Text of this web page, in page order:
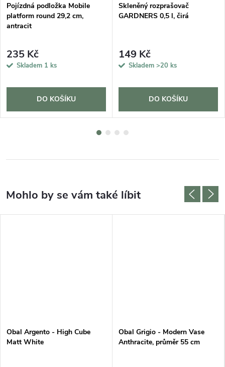
Pojízdná podložka Mobile
platform round 29,2 cm,
antracit
235 Kč
Skladem 1 ks
DO KOŠÍKU
Skleněný rozprašovač
GARDNERS 0,5 l, čirá
149 Kč
Skladem >20 ks
DO KOŠÍKU
Obal Argento - High Cube
Matt White
Obal Grigio - Modern Vase
Anthracite, průměr 55 cm